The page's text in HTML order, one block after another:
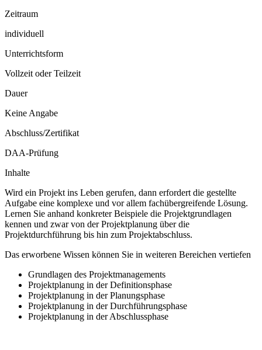
Zeitraum
individuell
Unterrichtsform
Vollzeit oder Teilzeit
Dauer
Keine Angabe
Abschluss/Zertifikat
DAA-Prüfung
Inhalte
Wird ein Projekt ins Leben gerufen, dann erfordert die gestellte
Aufgabe eine komplexe und vor allem fachübergreifende Lösung.
Lernen Sie anhand konkreter Beispiele die Projektgrundlagen
kennen und zwar von der Projektplanung über die
Projektdurchführung bis hin zum Projektabschluss.
Das erworbene Wissen können Sie in weiteren Bereichen vertiefen
Grundlagen des Projektmanagements
Projektplanung in der Definitionsphase
Projektplanung in der Planungsphase
Projektplanung in der Durchführungsphase
Projektplanung in der Abschlussphase